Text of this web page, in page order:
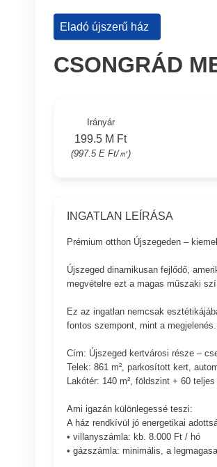
Eladó újszerű ház
CSONGRÁD
Irányár
199.5 M Ft
(997.5 E Ft/㎡)
INGATLAN LEÍRÁSA
Prémium otthon Újszegeden –
Újszeged dinamikusan fejlődő,
megvételre ezt a magas műszaki
Ez az ingatlan nemcsak
fontos szempont, mint a megjelenés.
Cím: Újszeged kertvárosi része –
Telek: 861 m², parkosított kert,
Lakótér: 140 m², földszint + 60
Ami igazán különlegessé teszi:
A ház rendkívül jó energetikai
• villanyszámla: kb. 8.000 Ft / hó
• gázszámla: minimális, a